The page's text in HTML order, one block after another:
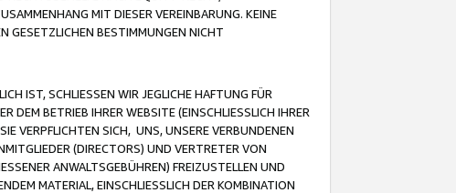
MIT DIESER VEREINBARUNG. KEINE
GESETZLICHEN BESTIMMUNGEN NICHT
IST, SCHLIESSEN WIR JEGLICHE HAFTUNG FÜR
DEM BETRIEB IHRER WEBSITE (EINSCHLIESSLICH IHRER
VERPFLICHTEN SICH, UNS, UNSERE VERBUNDENEN
(DIRECTORS) UND VERTRETER VON
ANWALTSGEBÜHREN) FREIZUSTELLEN UND
MATERIAL, EINSCHLIESSLICH DER KOMBINATION